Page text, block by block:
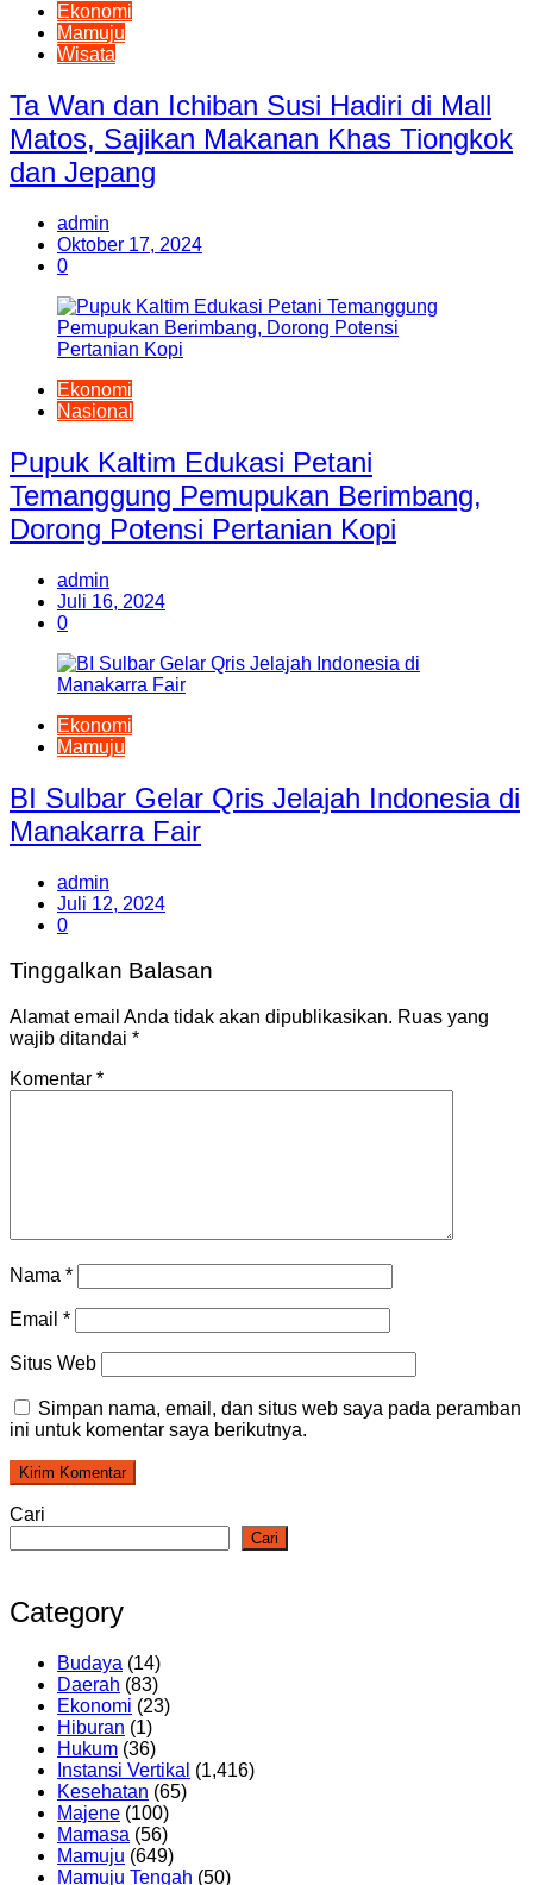
Ekonomi
Mamuju
Wisata
Ta Wan dan Ichiban Susi Hadiri di Mall
Matos, Sajikan Makanan Khas Tiongkok
dan Jepang
admin
Oktober 17, 2024
0
Ekonomi
Nasional
Pupuk Kaltim Edukasi Petani
Temanggung Pemupukan Berimbang,
Dorong Potensi Pertanian Kopi
admin
Juli 16, 2024
0
Ekonomi
Mamuju
BI Sulbar Gelar Qris Jelajah Indonesia di
Manakarra Fair
admin
Juli 12, 2024
0
Tinggalkan Balasan
Alamat email Anda tidak akan dipublikasikan. Ruas yang
wajib ditandai *
Komentar *
Nama *
Email *
Situs Web
Simpan nama, email, dan situs web saya pada peramban
ini untuk komentar saya berikutnya.
Cari
Cari
Category
Budaya (14)
Daerah (83)
Ekonomi (23)
Hiburan (1)
Hukum (36)
Instansi Vertikal (1,416)
Kesehatan (65)
Majene (100)
Mamasa (56)
Mamuju (649)
Mamuju Tengah (50)